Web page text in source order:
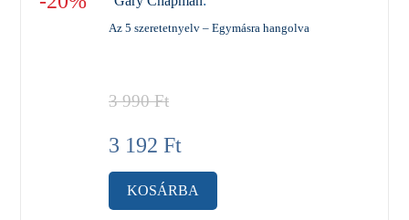
Az 5 szeretetnyelv – Egymásra hangolva
3 990Ft
3 192 Ft
KOSÁRBA